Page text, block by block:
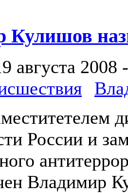
Кулишов
августа 2008
России и
Владимир